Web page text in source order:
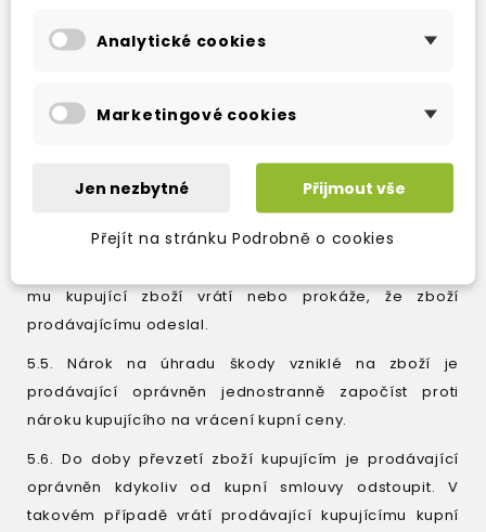
prostředky přijaté od kupujícího do čtrnácti (14) dnů od
způsobem, jakým je prodávající od kupujícího přijal.
Prodávající je taktéž oprávněn vrátit plnění poskytnuté
způsobem, pokud s tím kupující bude souhlasit a
nevzniknou tím kupujícímu další náklady. Odstoupí-li
kupující od kupní smlouvy, prodávající není povinen
mu kupující zboží vrátí nebo prokáže, že zboží
prodávajícímu odeslal.
5.5. Nárok na úhradu škody vzniklé na zboží je
prodávající oprávněn jednostranně započíst proti
nároku kupujícího na vrácení kupní ceny.
5.6. Do doby převzetí zboží kupujícím je prodávající
oprávněn kdykoliv od kupní smlouvy odstoupit. V
takovém případě vrátí prodávající kupujícímu kupní
Analytické cookies
Marketingové cookies
Jen nezbytné Přijmout vše
Přejít na stránku Podrobně o cookies